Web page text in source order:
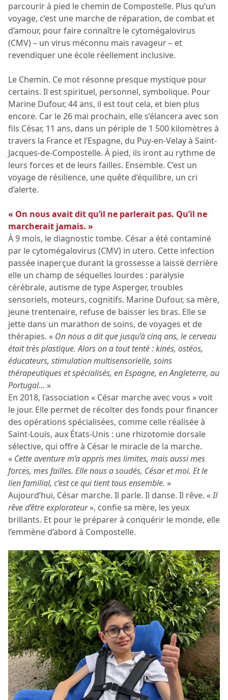
parcourir à pied le chemin de Compostelle. Plus qu’un
voyage, c’est une marche de réparation, de combat et
d’amour, pour faire connaître le cytomégalovirus
(CMV) – un virus méconnu mais ravageur – et
revendiquer une école réellement inclusive.
Le Chemin. Ce mot résonne presque mystique pour
certains. Il est spirituel, personnel, symbolique. Pour
Marine Dufour, 44 ans, il est tout cela, et bien plus
encore. Car le 26 mai prochain, elle s’élancera avec son
fils César, 11 ans, dans un périple de 1 500 kilomètres à
travers la France et l’Espagne, du Puy-en-Velay à Saint-
Jacques-de-Compostelle. À pied, ils iront au rythme de
leurs forces et de leurs failles. Ensemble. C’est un
voyage de résilience, une quête d’équilibre, un cri
d’alerte.
« On nous avait dit qu’il ne parlerait pas. Qu’il ne
marcherait jamais. »
À 9 mois, le diagnostic tombe. César a été contaminé
par le cytomégalovirus (CMV) in utero. Cette infection
passée inaperçue durant la grossesse a laissé derrière
elle un champ de séquelles lourdes : paralysie
cérébrale, autisme de type Asperger, troubles
sensoriels, moteurs, cognitifs. Marine Dufour, sa mère,
jeune trentenaire, refuse de baisser les bras. Elle se
jette dans un marathon de soins, de voyages et de
thérapies. « On nous a dit que jusqu’à cinq ans, le cerveau
était très plastique. Alors on a tout tenté : kinés, ostéos,
éducateurs, stimulation multisensorielle, soins
thérapeutiques et spécialisés, en Espagne, en Angleterre, au
Portugal… »
En 2018, l’association « César marche avec vous » voit
le jour. Elle permet de récolter des fonds pour financer
des opérations spécialisées, comme celle réalisée à
Saint-Louis, aux États-Unis : une rhizotomie dorsale
sélective, qui offre à César le miracle de la marche.
« Cette aventure m’a appris mes limites, mais aussi mes
forces, mes failles. Elle nous a soudés, César et moi. Et le
lien familial, c’est ce qui tient tous ensemble. »
Aujourd’hui, César marche. Il parle. Il danse. Il rêve. «Il
rêve d’être explorateur», confie sa mère, les yeux
brillants. Et pour le préparer à conquérir le monde, elle
l’emmène d’abord à Compostelle.